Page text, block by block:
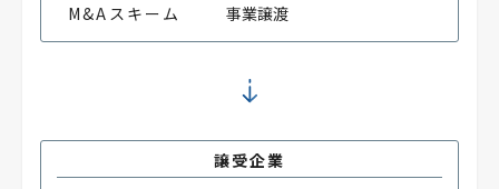
M&Aスキーム
事業譲渡
譲受企業